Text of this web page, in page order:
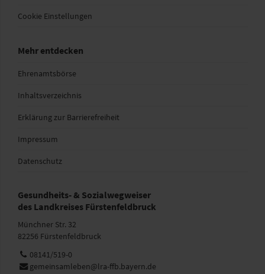
Cookie Einstellungen
Mehr entdecken
Ehrenamtsbörse
Inhaltsverzeichnis
Erklärung zur Barrierefreiheit
Impressum
Datenschutz
Gesundheits- & Sozialwegweiser
des Landkreises Fürstenfeldbruck
Münchner Str. 32
82256 Fürstenfeldbruck
Telefon:
08141/519-0
E-
gemeinsamleben@lra-ffb.bayern.de